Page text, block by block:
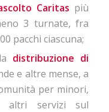
Caritas più
3 turnate, fra
pacchi ciascuna;
distribuzione di
e altre mense, a
per minori,
altri servizi sul